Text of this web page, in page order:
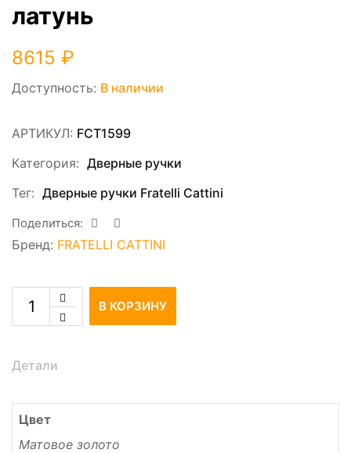
латунь
8615 ₽
Доступность: В наличии
АРТИКУЛ: FCT1599
Категория: Дверные ручки
Тег: Дверные ручки Fratelli Cattini
Поделиться:
Бренд: FRATELLI CATTINI
В КОРЗИНУ
Детали
Цвет
Матовое золото